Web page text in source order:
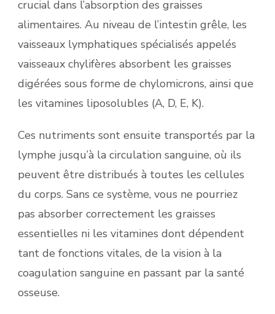
crucial dans l’absorption des graisses
alimentaires. Au niveau de l’intestin grêle, les
vaisseaux lymphatiques spécialisés appelés
vaisseaux chylifères absorbent les graisses
digérées sous forme de chylomicrons, ainsi que
les vitamines liposolubles (A, D, E, K).
Ces nutriments sont ensuite transportés par la
lymphe jusqu’à la circulation sanguine, où ils
peuvent être distribués à toutes les cellules
du corps. Sans ce système, vous ne pourriez
pas absorber correctement les graisses
essentielles ni les vitamines dont dépendent
tant de fonctions vitales, de la vision à la
coagulation sanguine en passant par la santé
osseuse.